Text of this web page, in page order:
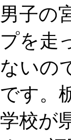
男子の
プを走
ないの
です。
学校が